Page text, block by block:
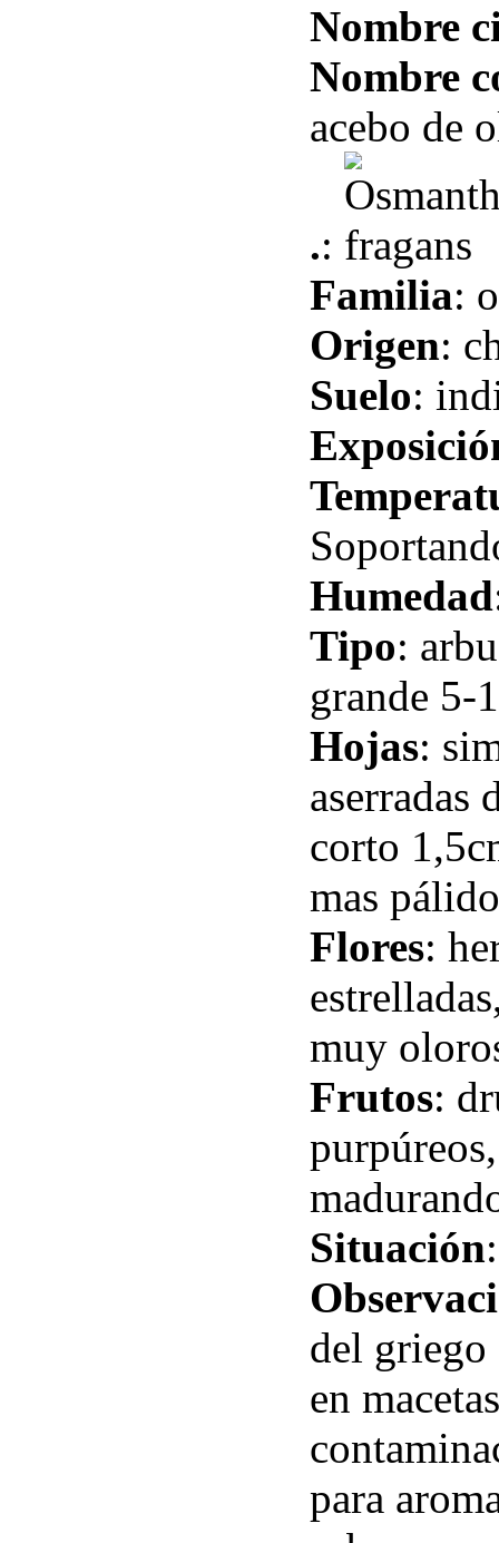
Nombre
Nombre
acebo de
.:
Familia:
Origen:
Suelo:
Humedad
Tipo:
grande 5-
Hojas:
aserradas
corto
mas pálido
Flores:
muy
Frutos:
Situación
del
en
para